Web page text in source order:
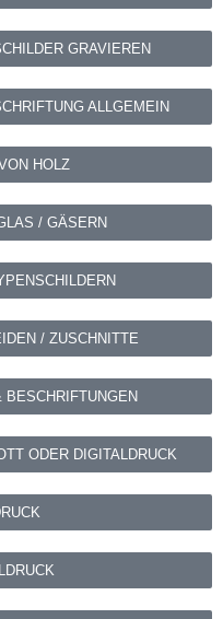
GRAVIEREN
ALLGEMEIN
HOLZ
/ GÄSERN
/ ZUSCHNITTE
ODER DIGITALDRUCK